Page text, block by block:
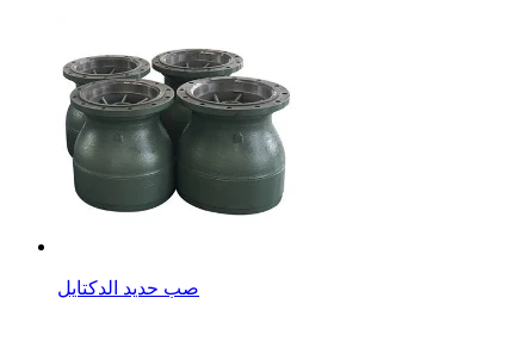
صب حديد الدكتايل